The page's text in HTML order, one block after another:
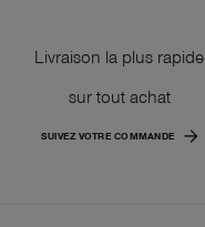
Livraison la plus rapide
sur tout achat
SUIVEZ VOTRE COMMANDE